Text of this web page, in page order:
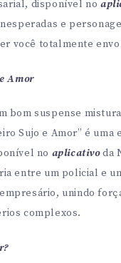
disponível no
e
você totalmente
Amor
bom suspense
Sujo e Amor” é uma
no aplicativoda
entre um policial e
unindo
complexos.